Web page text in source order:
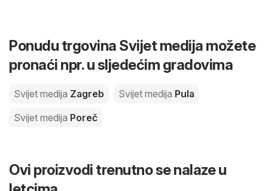
Ponudu trgovina Svijet medija možete
pronaći npr. u sljedećim gradovima
Svijet medija Zagreb Svijet medija Pula
Svijet medija Poreč
Ovi proizvodi trenutno se nalaze u